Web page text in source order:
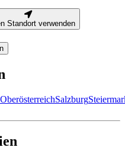
Standort verwenden
OberösterreichSalzburg